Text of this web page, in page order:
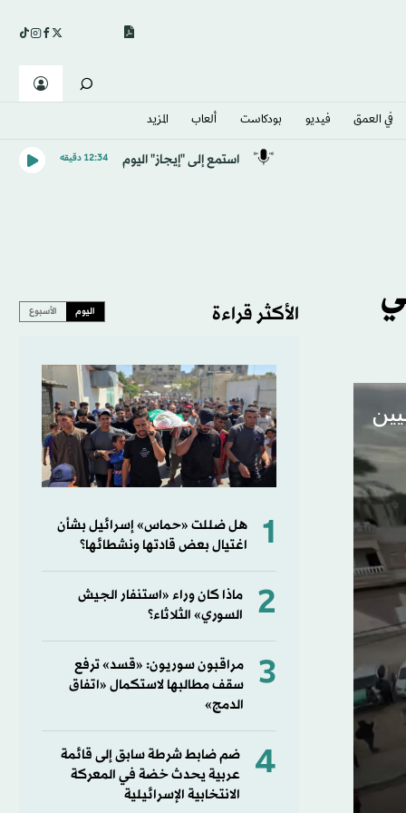
في العمق فيديو بودكاست ألعاب المزيد
استمع إلى "إيجاز" اليوم 12:34 دقيقه
الأكثر قراءة اليوم الأسبوع
1
هل ضللت «حماس» إسرائيل بشأن
اغتيال بعض قادتها ونشطائها؟
2
ماذا كان وراء «استنفار الجيش
السوري» الثلاثاء؟
3
مراقبون سوريون: «قسد» ترفع
سقف مطالبها لاستكمال «اتفاق
الدمج»
4
ضم ضابط شرطة سابق إلى قائمة
عربية يحدث خضة في المعركة
الانتخابية الإسرائيلية